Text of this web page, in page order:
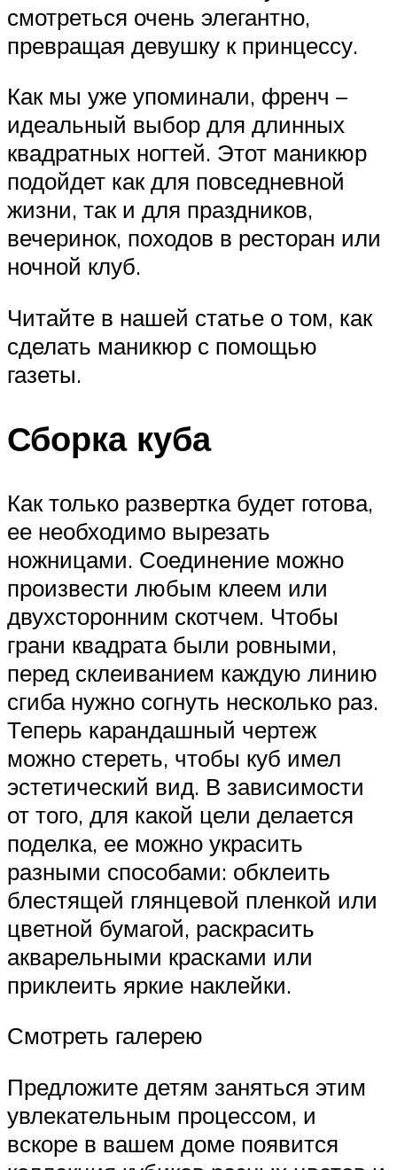
смотреться очень элегантно,
превращая девушку к принцессу.
Как мы уже упоминали, френч –
идеальный выбор для длинных
квадратных ногтей. Этот маникюр
подойдет как для повседневной
жизни, так и для праздников,
вечеринок, походов в ресторан или
ночной клуб.
Читайте в нашей статье о том, как
сделать маникюр с помощью
газеты.
Сборка куба
Как только развертка будет готова,
ее необходимо вырезать
ножницами. Соединение можно
произвести любым клеем или
двухсторонним скотчем. Чтобы
грани квадрата были ровными,
перед склеиванием каждую линию
сгиба нужно согнуть несколько раз.
Теперь карандашный чертеж
можно стереть, чтобы куб имел
эстетический вид. В зависимости
от того, для какой цели делается
поделка, ее можно украсить
разными способами: обклеить
блестящей глянцевой пленкой или
цветной бумагой, раскрасить
акварельными красками или
приклеить яркие наклейки.
Смотреть галерею
Предложите детям заняться этим
увлекательным процессом, и
вскоре в вашем доме появится